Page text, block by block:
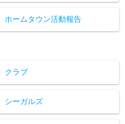
ホームタウン活動報告
クラブ
シーガルズ